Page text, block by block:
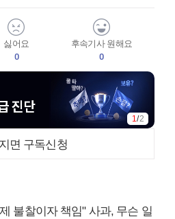
싫어요
0
후속기사 원해요
0
1/2
면 구독신청
불찰이자 책임" 사과, 무슨 일